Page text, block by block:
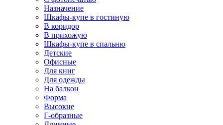
Назначение
Шкафы-купе в гостиную
В коридор
В прихожую
Шкафы-купе в спальню
Детские
Офисные
Для книг
Для одежды
На балкон
Форма
Высокие
Г-образные